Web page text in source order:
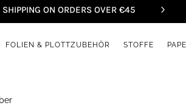
SHIPPING ON ORDERS OVER €45
FOLIEN & PLOTTZUBEHÖR STOFFE